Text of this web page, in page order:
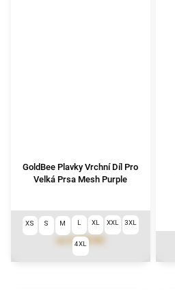
GoldBee Plavky Vrchní Díl Pro
Velká Prsa Mesh Purple
2 490 Kč
XS S M L XL XXL 3XL
4XL